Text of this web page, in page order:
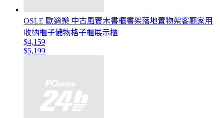
OSLE 歐適樂 中古風實木書櫃書架落地置物架客廳家用
收納櫃子儲物格子櫃展示櫃
$4,159
$5,199